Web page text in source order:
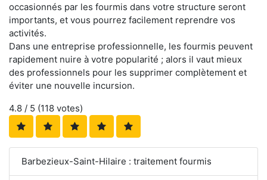
occasionnés par les fourmis dans votre structure seront
importants, et vous pourrez facilement reprendre vos
activités.
Dans une entreprise professionnelle, les fourmis peuvent
rapidement nuire à votre popularité ; alors il vaut mieux
des professionnels pour les supprimer complètement et
éviter une nouvelle incursion.
4.8 / 5 (118 votes)
Barbezieux-Saint-Hilaire : traitement fourmis